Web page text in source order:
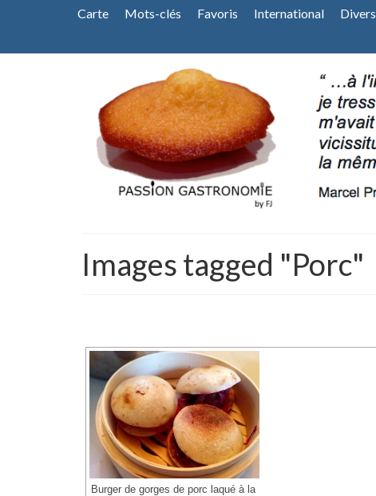
Carte Mots-clés Favoris International Divers
Images tagged "Porc"
Burger de gorges de porc laqué à la